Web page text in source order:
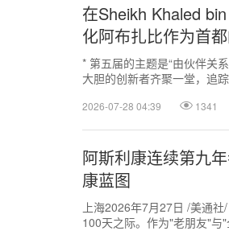
在Sheikh Khaled
化阿布扎比作为首
* 第五届的主题是“由伙伴关
大胆的创新者齐聚一堂，追
2026-07-28 04:39 1341
阿斯利康连续第九
康蓝图
上海2026年7月27日 /美通
100天之际。作为"老朋友"与